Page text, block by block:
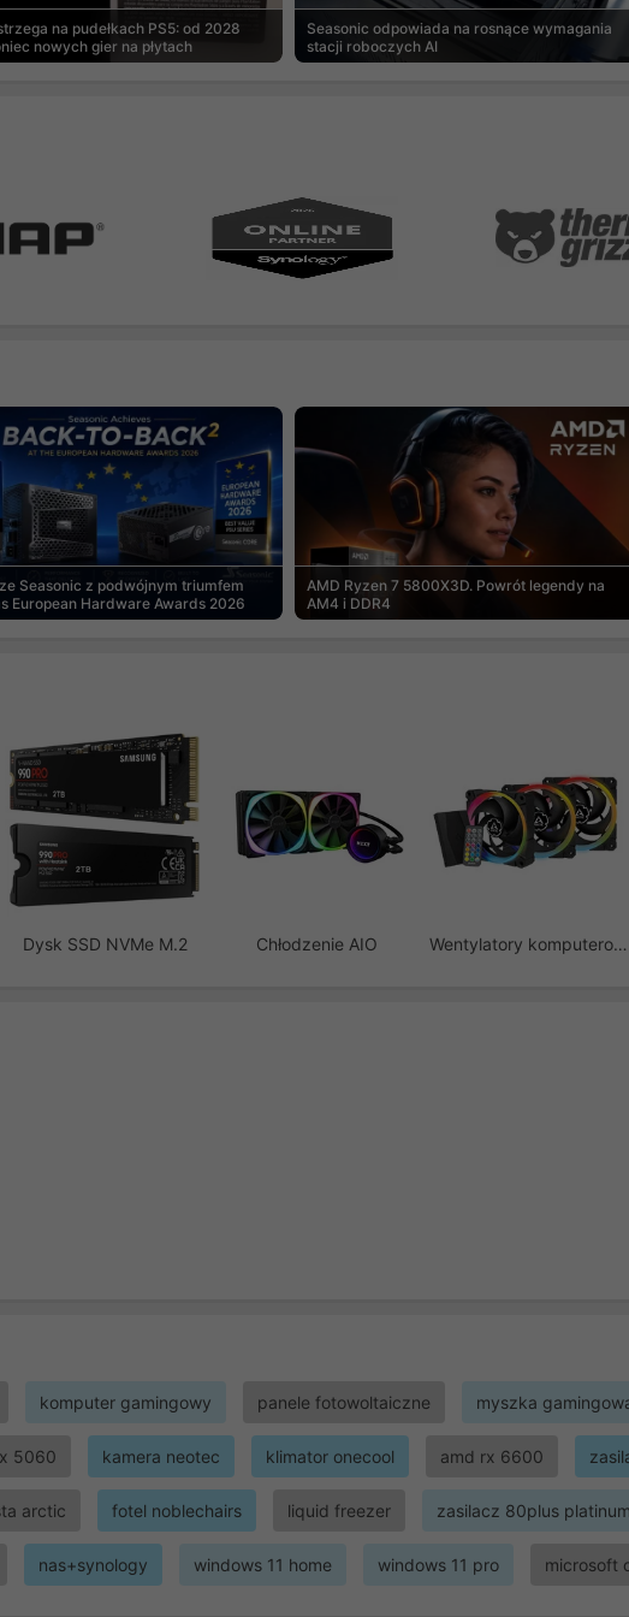
na pudełkach PS5: od 2028
nowych gier na płytach
Seasonic odpowiada na rosnące wymagania
stacji roboczych AI
Seasonic z podwójnym triumfem
European Hardware Awards 2026
AMD Ryzen 7 5800X3D. Powrót legendy na
AM4 i DDR4
Dysk SSD NVMe M.2 Chłodzenie AIO Wentylatory komputerowe
komputer gamingowy panele fotowoltaiczne myszka
5060 kamera neotec klimator onecool amd rx 6600
arctic fotel noblechairs liquid freezer zasilacz 80plus platinum
nas+synology windows 11 home windows 11 pro microsoft